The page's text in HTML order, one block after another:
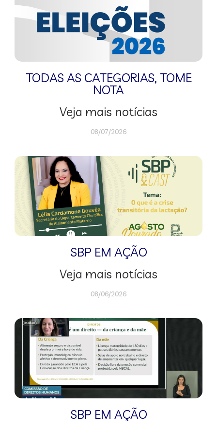
TODAS AS CATEGORIAS, TOME
NOTA
Veja mais notícias
08/07/2026
SBP EM AÇÃO
Veja mais notícias
08/06/2026
SBP EM AÇÃO